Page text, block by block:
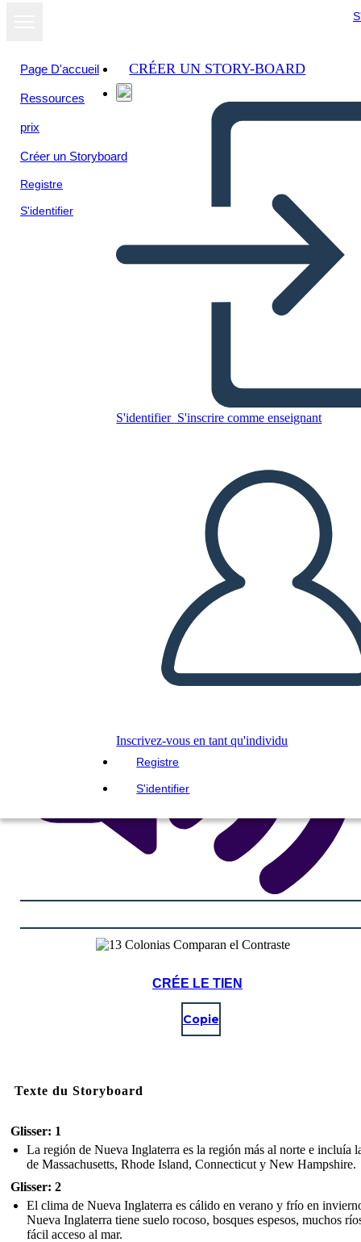
Page D'accueil
Ressources
prix
Créer un Storyboard
Registre
S'identifier
CRÉER UN STORY-BOARD
S'identifier S'inscrire comme enseignant
Inscrivez-vous en tant qu'individu
Registre
S'identifier
13 Colonias Comparan el
Contraste
Copiez ce storyboard
CRÉER UN STORYBOARD
LIRE LE DIAPORAMA
LIS-MOI
CRÉE LE TIEN
Copie
Texte du Storyboard
Glisser: 1
La región de Nueva Inglaterra es la región más al norte e incluía
de Massachusetts, Rhode Island, Connecticut y New Hampshire.
Glisser: 2
El clima de Nueva Inglaterra es cálido en verano y frío en
Nueva Inglaterra tiene suelo rocoso, bosques espesos, muchos
fácil acceso al mar.